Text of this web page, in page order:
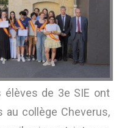
élèves de 3e SIE ont
au collège Cheverus,